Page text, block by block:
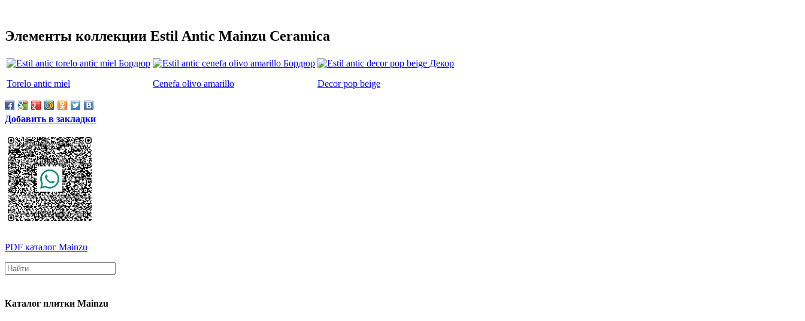
Элементы коллекции Estil Antic Mainzu Ceramica
Torelo antic miel Cenefa olivo amarillo Decor pop beige
Добавить в закладки
PDF каталог Mainzu
Каталог плитки Mainzu